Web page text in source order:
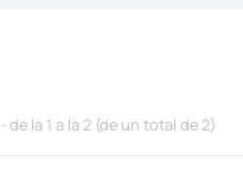
la 1 a la 2 (de un total de 2)